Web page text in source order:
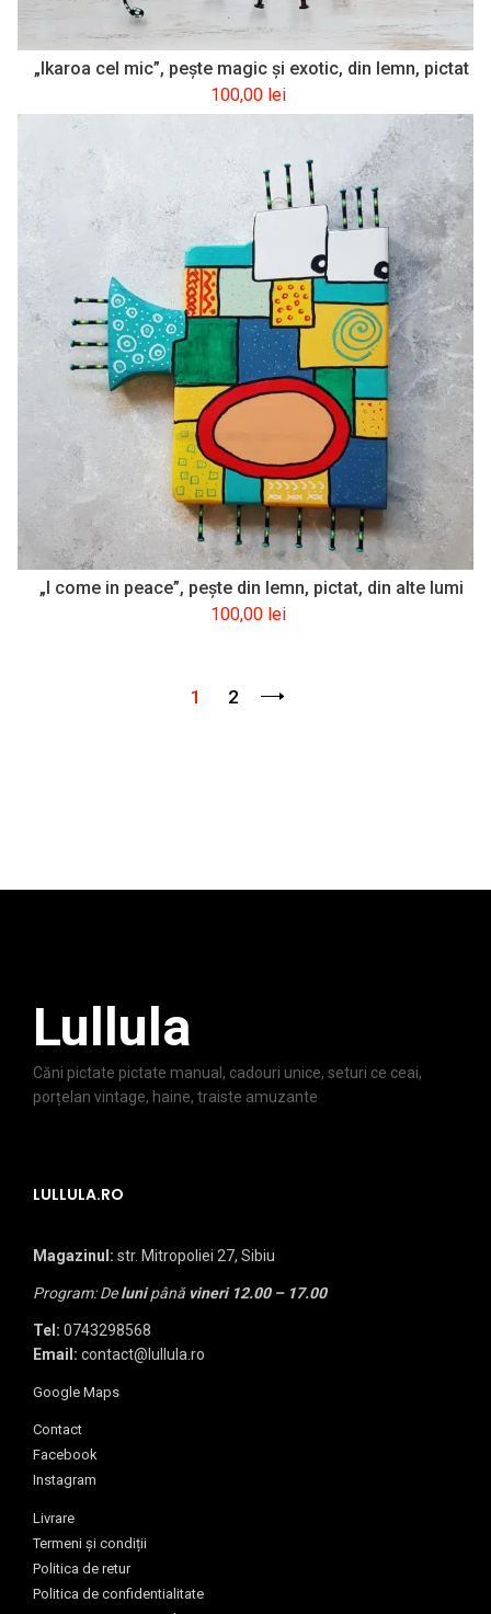
„Ikaroa cel mic”, pește magic și exotic, din lemn, pictat
100,00 lei
„I come in peace”, pește din lemn, pictat, din alte lumi
100,00 lei
1 2
Lullula
Căni pictate pictate manual, cadouri unice, seturi ce ceai,
porțelan vintage, haine, traiste amuzante
LULLULA.RO
Magazinul: str. Mitropoliei 27, Sibiu
Program: Delunipână vineri 12.00 – 17.00
Tel: 0743298568
Email: contact@lullula.ro
Google Maps
Contact
Facebook
Instagram
Livrare
Termeni și condiții
Politica de retur
Politica de confidentialitate